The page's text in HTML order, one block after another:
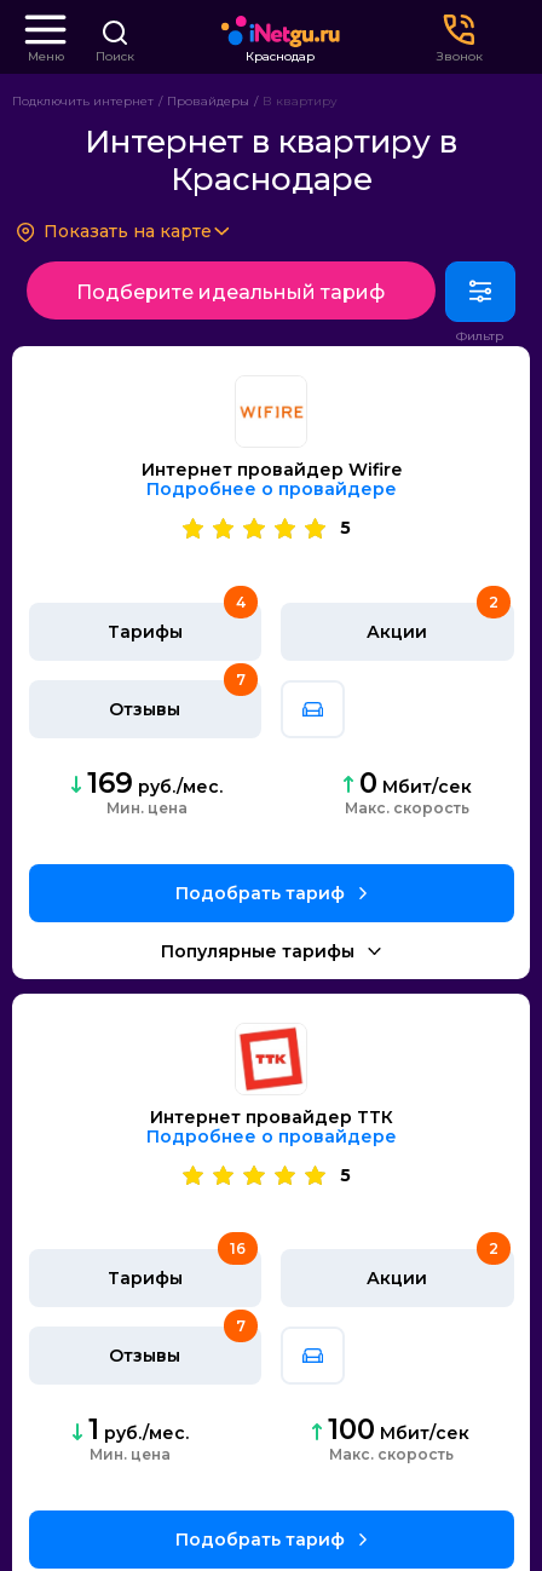
Меню Поиск Краснодар Звонок
Подключить интернет Провайдеры В квартиру
Интернет в квартиру в
Краснодаре
Показать на карте
Подберите идеальный тариф
Интернет провайдер Wifire
Подробнее о провайдере
5
Тарифы
4
Акции
2
Отзывы
7
169 руб./мес.
Мин. цена
0 Мбит/сек
скорость
Интернет провайдер ТТК
Подробнее о провайдере
5
Тарифы
16
Акции
2
Отзывы
7
1 руб./мес.
Мин. цена
100 Мбит/сек
скорость